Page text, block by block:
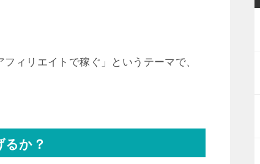
ィリエイトで稼ぐ」というテーマで、
るか？